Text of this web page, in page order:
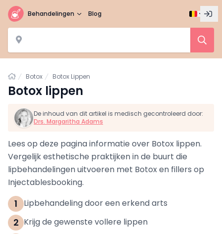
Behandelingen Blog
Home
Botox Botox Lippen
Botox lippen
De inhoud van dit artikel is medisch gecontroleerd door:
Drs. Margaritha Adams
Lees op deze pagina informatie over Botox lippen.
Vergelijk esthetische praktijken in de buurt die
lipbehandelingen uitvoeren met Botox en fillers op
Injectablesbooking.
1 Lipbehandeling door een erkend arts
2 Krijg de gewenste vollere lippen